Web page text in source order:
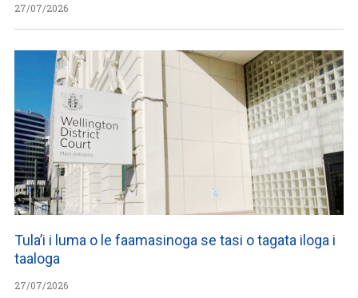
27/07/2026
Tula’i i luma o le faamasinoga se tasi o tagata iloga i
taaloga
27/07/2026